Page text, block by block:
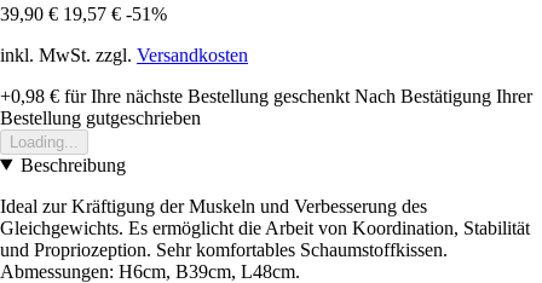
39,90 € 19,57 € -51%
inkl. MwSt. zzgl. Versandkosten
+0,98 € für Ihre nächste Bestellung geschenkt Nach Bestätigung Ihrer
Bestellung gutgeschrieben
Loading...
Beschreibung
Ideal zur Kräftigung der Muskeln und Verbesserung des
Gleichgewichts. Es ermöglicht die Arbeit von Koordination, Stabilität
und Propriozeption. Sehr komfortables Schaumstoffkissen.
Abmessungen: H6cm, B39cm, L48cm.